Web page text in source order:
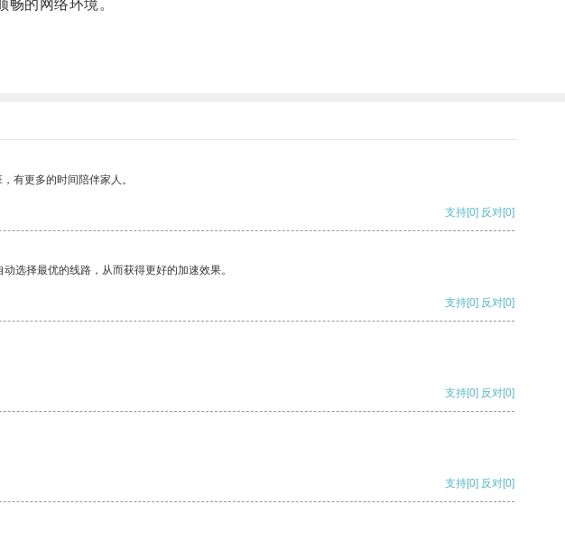
的网络环境。
有更多的时间陪伴家人。
支持[0] 反对[0]
选择最优的线路，从而获得更好的加速效果。
支持[0] 反对[0]
支持[0] 反对[0]
支持[0] 反对[0]